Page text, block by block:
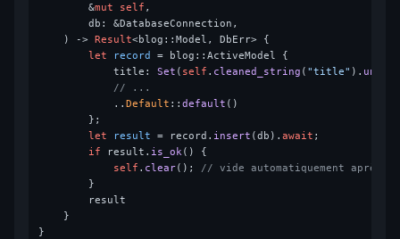
        &
mut self ,
        db: &DatabaseConnection,
    )
-> Result<blog::Model, DbErr> {
let
record
= blog::ActiveModel {
            title:
Set ( self . cleaned_string ( "title" ).
// ...
            ..
Default ::default ()
        };
let
result = record. insert (db).await ;
if result. is_ok() {
self . clear(); // vide automatiquement après
        }
        result
    }